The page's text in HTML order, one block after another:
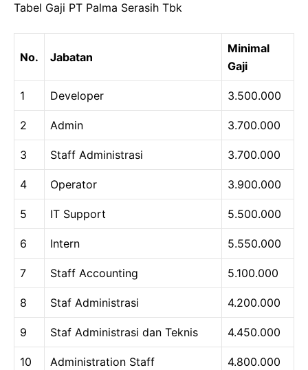
Tabel Gaji PT Palma Serasih Tbk
No. Jabatan
Minimal
Gaji
1 Developer 3.500.000
2 Admin 3.700.000
3 Staff Administrasi 3.700.000
4 Operator 3.900.000
5 IT Support 5.500.000
6 Intern 5.550.000
7 Staff Accounting 5.100.000
8 Staf Administrasi 4.200.000
9 Staf Administrasi dan Teknis 4.450.000
10 Administration Staff 4.800.000